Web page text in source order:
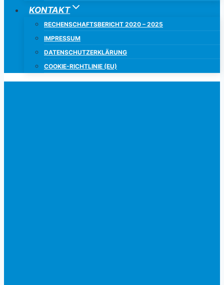
KONTAKT
RECHENSCHAFTSBERICHT 2020 – 2025
IMPRESSUM
DATENSCHUTZERKLÄRUNG
COOKIE-RICHTLINIE (EU)